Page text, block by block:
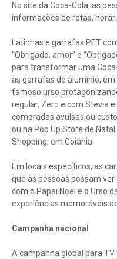
No site da Coca-Cola, as
informações de rotas,
Latinhas e garrafas PET
“Obrigado, amor” e
para transformar uma
as garrafas de alumínio,
famoso urso
regular, Zero e com Stevia
compradas avulsas ou
ou na Pop Up Store de
Shopping, em Goiânia.
Em locais específicos, as
que as pessoas possam
com o Papai Noel e o Urso
experiências memoráveis
Campanha nacional
A campanha global para